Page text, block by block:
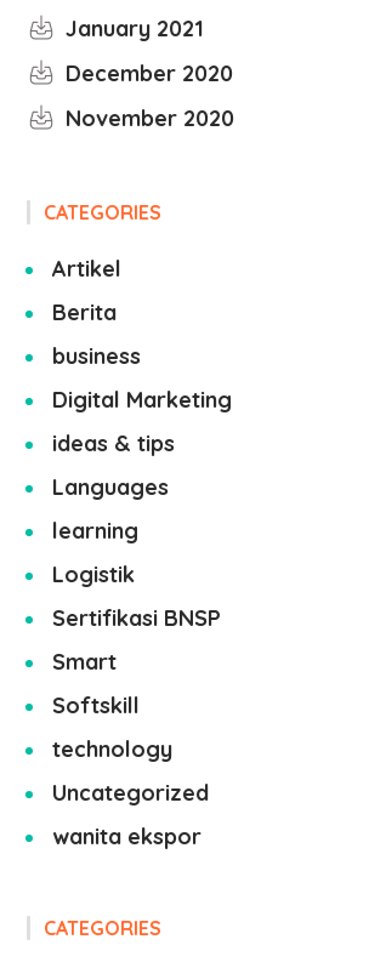
January 2021
December 2020
November 2020
CATEGORIES
Artikel
Berita
business
Digital Marketing
ideas & tips
Languages
learning
Logistik
Sertifikasi BNSP
Smart
Softskill
technology
Uncategorized
wanita ekspor
CATEGORIES